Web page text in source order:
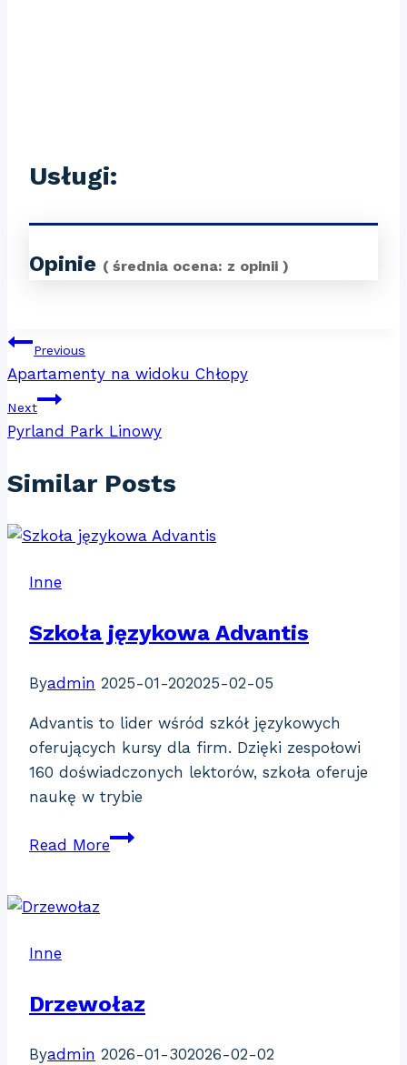
Usługi:
Opinie ( średnia ocena: z opinii )
Nawigacja
wpisu
Previous
Apartamenty na widoku Chłopy
Next
Pyrland Park Linowy
Similar Posts
Inne
Szkoła językowa Advantis
Byadmin 2025-01-202025-02-05
Advantis to lider wśród szkół językowych
oferujących kursy dla firm. Dzięki zespołowi
160 doświadczonych lektorów, szkoła oferuje
naukę w trybie
Read MoreSzkoła
Inne
Drzewołaz
Byadmin 2026-01-302026-02-02